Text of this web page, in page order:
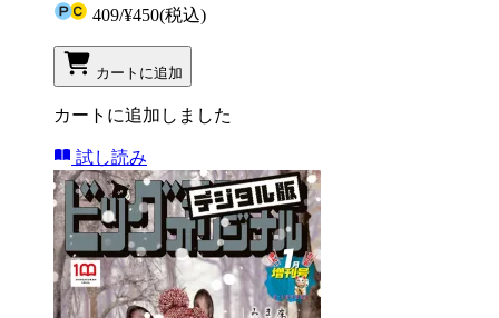
409/¥450(税込)
カートに追加
カートに追加しました
試し読み